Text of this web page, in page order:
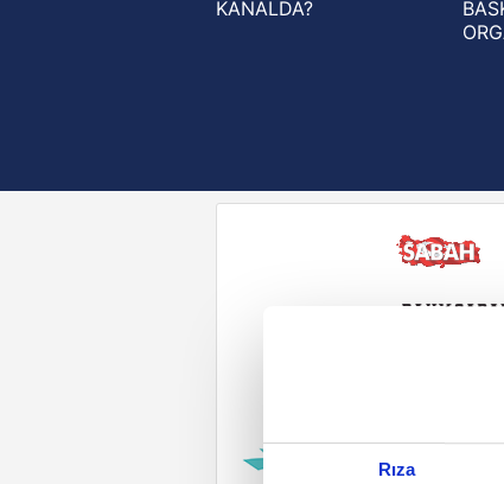
Rıza
Reddet
KANALDA?